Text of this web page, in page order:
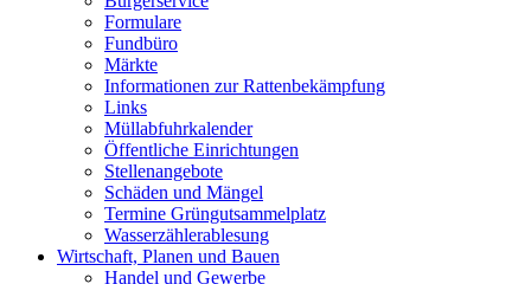
Formulare
Fundbüro
Märkte
Informationen zur Rattenbekämpfung
Links
Müllabfuhrkalender
Öffentliche Einrichtungen
Stellenangebote
Schäden und Mängel
Termine Grüngutsammelplatz
Wasserzählerablesung
Wirtschaft, Planen und Bauen
Handel und Gewerbe